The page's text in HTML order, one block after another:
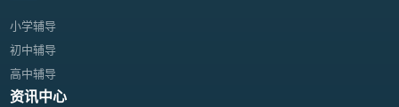
小学辅导
初中辅导
高中辅导
资讯中心